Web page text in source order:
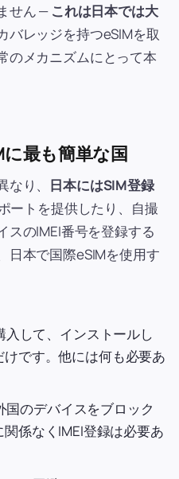
せん — これは日本では大
バレッジを持つeSIMを取
のメカニズムにとって本
最も簡単な国
り、 日本にはSIM登録
ートを提供したり、自撮
スのIMEI番号を登録する
日本で国際eSIMを使用す
して、インストールし
です。他には何も必要あ
国のデバイスをブロック
係なくIMEI登録は必要あ